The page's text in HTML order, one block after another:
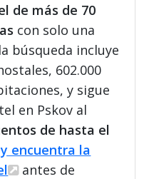
de más de 70
con solo una
búsqueda incluye
602.000
y sigue
en Pskov al
de hasta el
encuentra la
antes de